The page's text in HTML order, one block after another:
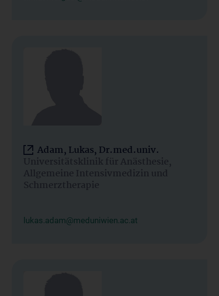
Adam, Lukas, Dr.med.univ.
Universitätsklinik für Anästhesie,
Allgemeine Intensivmedizin und
Schmerztherapie
lukas.adam@meduniwien.ac.at